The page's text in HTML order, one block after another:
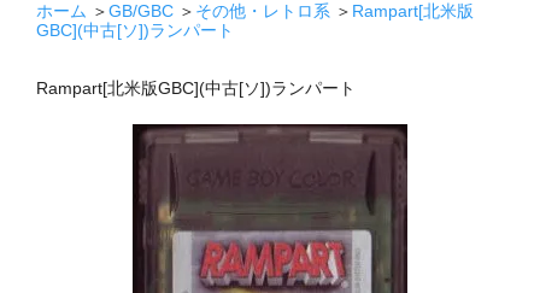
ホーム ＞GB/GBC ＞ その他・レトロ系 ＞ Rampart[北米版
GBC](中古[ソ])ランパート
Rampart[北米版GBC](中古[ソ])ランパート